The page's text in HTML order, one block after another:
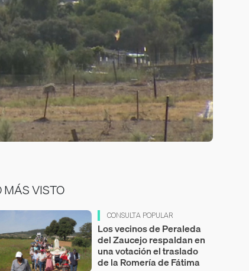
MÁS VISTO
CONSULTA POPULAR
Los vecinos de Peraleda
del Zaucejo respaldan en
una votación el traslado
de la Romería de Fátima